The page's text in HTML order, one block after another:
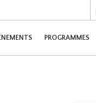
PROGRAMMES